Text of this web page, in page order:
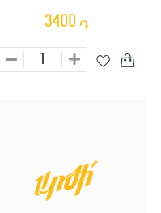
3400 ֏